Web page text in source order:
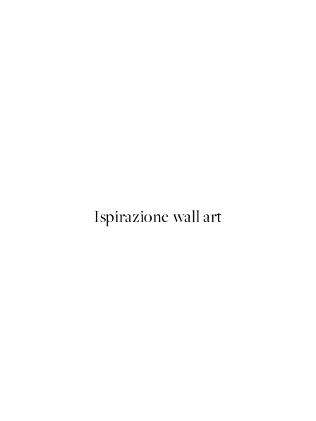
Ispirazione wall art